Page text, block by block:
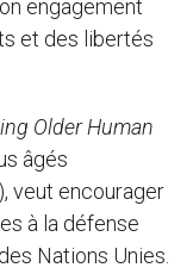
engagement
et des libertés
Older Human
âgés
veut encourager
à la défense
des Nations Unies.